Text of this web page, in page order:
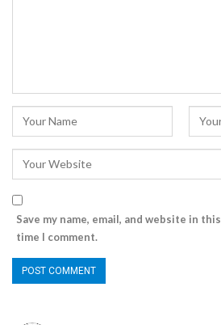
Save my name, email, and website in
time I comment.